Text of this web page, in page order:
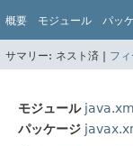
概要 モジュール パッ
サマリー: ネスト済 | フ
モジュール
パッケージ